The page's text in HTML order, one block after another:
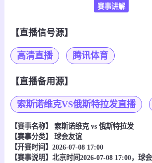
赛事讲解
【直播信号源】
高清直播 腾讯体育
【直播备用源】
索斯诺维克VS俄斯特拉发直播
【赛事名称】 索斯诺维克 vs 俄斯特拉发
【赛事分类】 球会友谊
【开赛时间】2026-07-08 17:00
【赛事说明】北京时间2026-07-08 17:00，球